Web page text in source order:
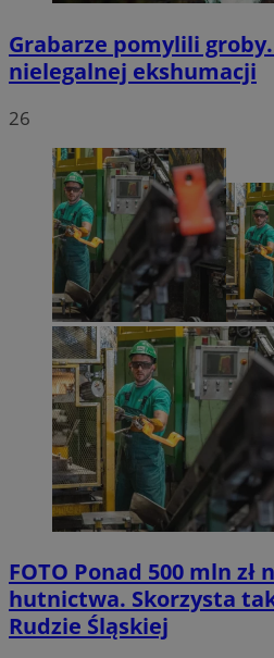
Grabarze pomylili groby.
nielegalnej ekshumacji
26
FOTO Ponad 500 mln zł
hutnictwa. Skorzysta
Rudzie Śląskiej